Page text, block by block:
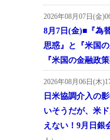
2026年08月07日(金
8月7日(金)■『為
思惑』と『米国
『米国の金融政
2026年08月06日(木
日米協調介入の
いそうだが、米
えない！9月日